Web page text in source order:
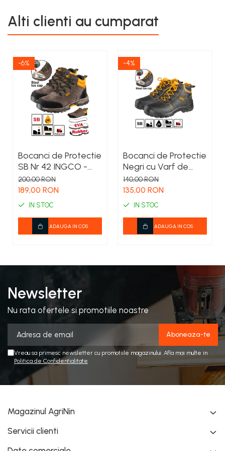
Sape/ Cazmale/ Lopeti
Scule electrice
Set chei combinate
Surubelnite
Suruburi
Truse /set scule
Alti clienti au cumparat
-6%
Bocanci de Protectie
SB Nr 42 INGCO -
Incaltaminte de
Lucru cu Bombeu
Metalic pentru
Santier si Agricultura
200,00 RON
189,00 RON
IN STOC
ADAUGA IN COS
-4%
Bocanci de Protectie
Negri cu Varf de
Metal Nr 44 -
Incaltaminte de
Lucru pentru Santier
si Agricultura
140,00 RON
135,00 RON
IN STOC
ADAUGA IN COS
Newsletter
Nu rata ofertele si promotiile noastre
Vreau sa primesc newsletter cu promotiile magazinului. Afla mai multe in
Politica de Confidentialitate
Magazinul AgriNin
Servicii clienti